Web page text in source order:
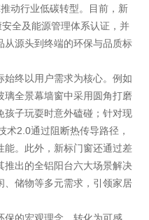
动行业低碳转型。目前，新
全及能源管理体系认证，并
从源头到终端的环保与品质标
终以用户需求为核心。例如
璃全景幕墙窗中采用圆角打磨
孩子玩耍时意外磕碰；针对现
术2.0通过阻断热传导路径，
能。此外，新标门窗还通过差
推出的全铝阳台六大场景解决
、储物等多元需求，引领家居